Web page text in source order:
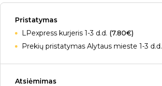
Pristatymas
LPexpress kurjeris 1-3 d.d. (7.80€)
Prekių pristatymas Alytaus mieste 1-3 d.d.
Atsiėmimas